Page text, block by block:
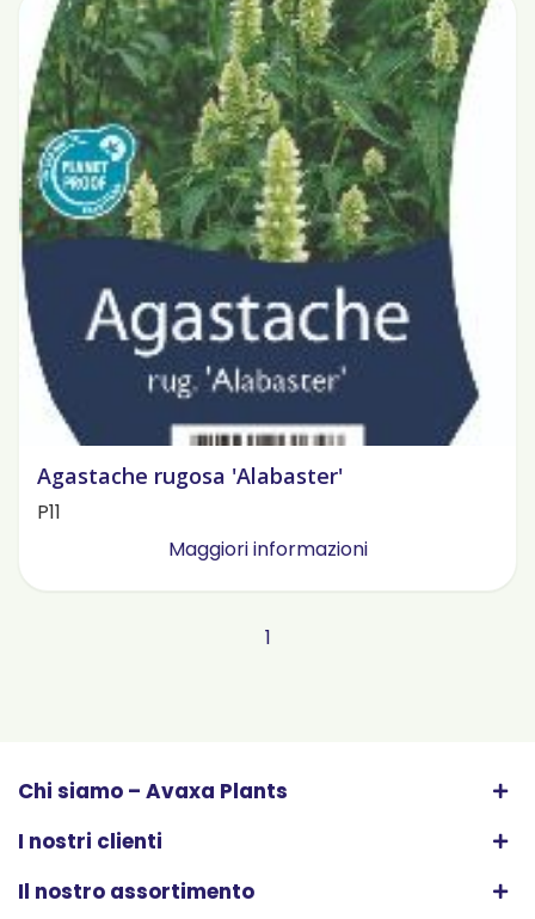
Agastache rugosa 'Alabaster'
P11
Maggiori informazioni
1
Chi siamo – Avaxa Plants
I nostri clienti
Il nostro assortimento